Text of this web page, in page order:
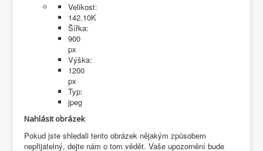
Velikost:
142.10K
Šířka:
900
px
Výška:
1200
px
Typ:
jpeg
Nahlásit obrázek
Pokud jste shledali tento obrázek nějakým způsobem
nepřijatelný, dejte nám o tom vědět. Vaše upozornění bude